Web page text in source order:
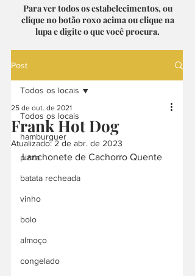
Para ver todos os estabelecimentos, ou
clique no botão roxo acima ou clique na
lupa e digite o que você procura.
Post
Todos os locais
hamburguer
pizza
batata recheada
vinho
bolo
almoço
congelado
Todos os locais
Frank Hot Dog
25 de out. de 2021
Atualizado:2 de abr. de 2023
Lanchonete de Cachorro Quente